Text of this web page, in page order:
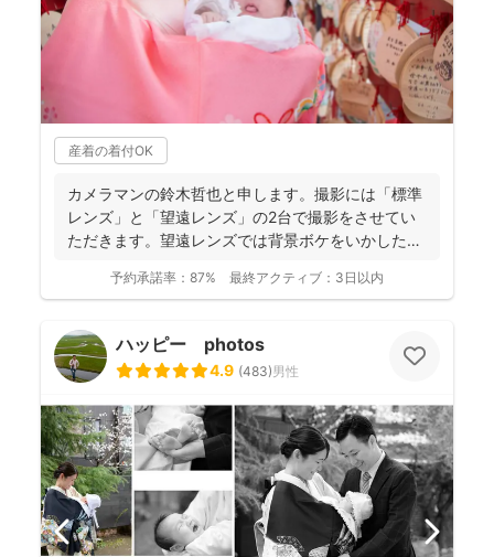
産着の着付OK
カメラマンの鈴木哲也と申します。撮影には「標準
レンズ」と「望遠レンズ」の2台で撮影をさせてい
ただきます。望遠レンズでは背景ボケをいかしたお
予約承諾率： 87% 最終アクティブ： 3日以内
ハッピー photos
4.9 (483)男性